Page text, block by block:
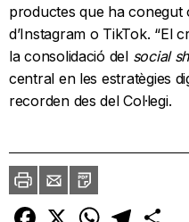
productes que ha conegut
d’Instagram o TikTok. “El
la consolidació del social
central en les estratègies
recorden des del Col·legi.
ImprimirEnvia
un
amic
PDF
Facebook
X WhatsAppTelegram